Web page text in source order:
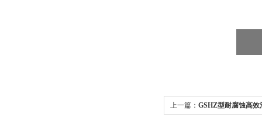
上一篇： GSHZ型耐腐蚀高